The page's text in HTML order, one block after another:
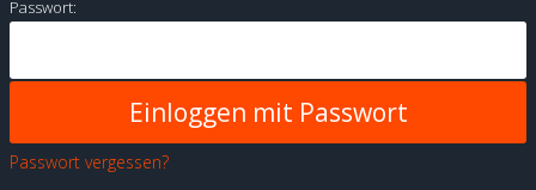
Passwort:
Passwort vergessen?